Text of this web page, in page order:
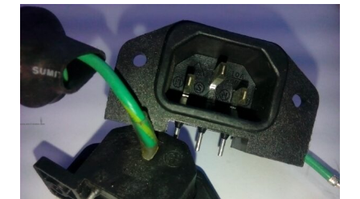
ارتباط با ما